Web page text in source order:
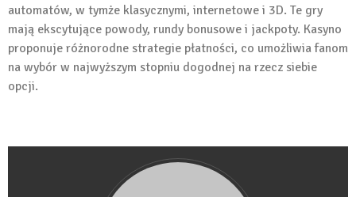
automatów, w tymże klasycznymi, internetowe i 3D. Te gry
mają ekscytujące powody, rundy bonusowe i jackpoty. Kasyno
proponuje różnorodne strategie płatności, co umożliwia fanom
na wybór w najwyższym stopniu dogodnej na rzecz siebie
opcji.